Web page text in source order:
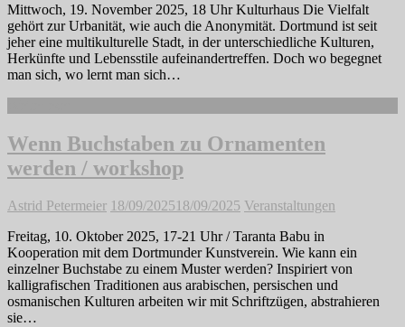
Mittwoch, 19. November 2025, 18 Uhr Kulturhaus Die Vielfalt
gehört zur Urbanität, wie auch die Anonymität. Dortmund ist seit
jeher eine multikulturelle Stadt, in der unterschiedliche Kulturen,
Herkünfte und Lebensstile aufeinandertreffen. Doch wo begegnet
man sich, wo lernt man sich…
Wenn Buchstaben zu Ornamenten
werden / workshop
Astrid Petermeier 18/09/202518/09/2025 Veranstaltungen
Freitag, 10. Oktober 2025, 17-21 Uhr / Taranta Babu in
Kooperation mit dem Dortmunder Kunstverein. Wie kann ein
einzelner Buchstabe zu einem Muster werden? Inspiriert von
kalligrafischen Traditionen aus arabischen, persischen und
osmanischen Kulturen arbeiten wir mit Schriftzügen, abstrahieren
sie…